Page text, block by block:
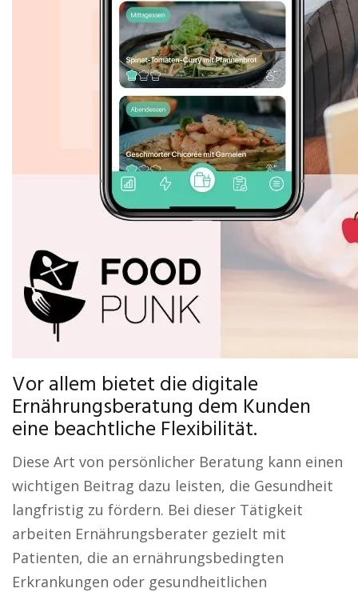
Vor allem bietet die digitale
Ernährungsberatung dem Kunden
eine beachtliche Flexibilität.
Diese Art von persönlicher Beratung kann einen
wichtigen Beitrag dazu leisten, die Gesundheit
langfristig zu fördern. Bei dieser Tätigkeit
arbeiten Ernährungsberater gezielt mit
Patienten, die an ernährungsbedingten
Erkrankungen oder gesundheitlichen